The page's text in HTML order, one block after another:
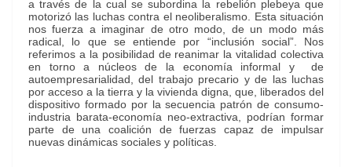
a través de la cual se subordina la rebelión plebeya que
motorizó las luchas contra el neoliberalismo. Esta situación
nos fuerza a imaginar de otro modo, de un modo más
radical, lo que se entiende por “inclusión social”. Nos
referimos a la posibilidad de reanimar la vitalidad colectiva
en torno a núcleos de la economía informal y de
autoempresarialidad, del trabajo precario y de las luchas
por acceso a la tierra y la vivienda digna, que, liberados del
dispositivo formado por la secuencia patrón de consumo-
industria barata-economía neo-extractiva, podrían formar
parte de una coalición de fuerzas capaz de impulsar
nuevas dinámicas sociales y políticas.